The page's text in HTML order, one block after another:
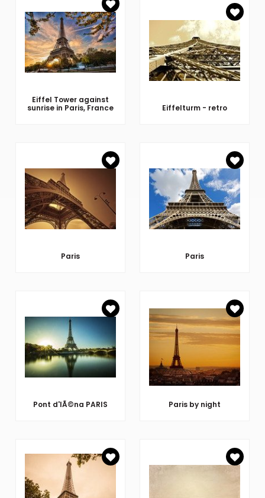
Eiffel Tower against
sunrise in Paris, France
Eiffelturm - retro
Paris Paris
Pont d'IÃ©na PARIS Paris by night